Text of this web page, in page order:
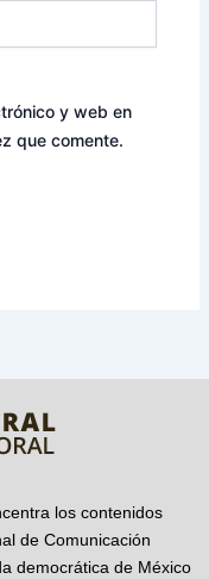
y web en
que comente.
los contenidos
de Comunicación
democrática de México